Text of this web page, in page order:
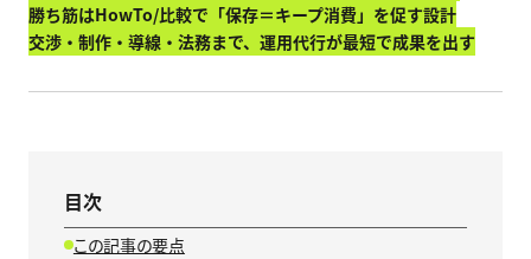
勝ち筋はHowTo/比較で「保存＝キープ消費」を促す設計
交渉・制作・導線・法務まで、運用代行が最短で成果を出す
目次
この記事の要点